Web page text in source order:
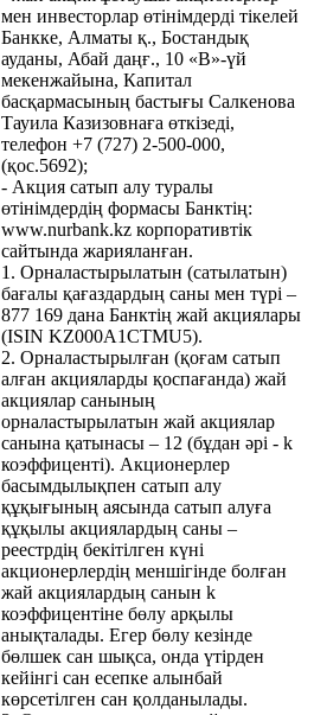
мен инвесторлар өтінімдерді тікелей
Банкке, Алматы қ., Бостандық
ауданы, Абай даңғ., 10 «В»-үй
мекенжайына, Капитал
басқармасының бастығы Салкенова
Тауила Казизовнаға өткізеді,
телефон +7 (727) 2-500-000,
(қос.5692);
- Акция сатып алу туралы
өтінімдердің формасы Банктің:
www.nurbank.kz корпоративтік
сайтында жарияланған.
1. Орналастырылатын (сатылатын)
бағалы қағаздардың саны мен түрі –
877 169 дана Банктің жай акциялары
(ISIN KZ000A1CTMU5).
2. Орналастырылған (қоғам сатып
алған акцияларды қоспағанда) жай
акциялар санының
орналастырылатын жай акциялар
санына қатынасы – 12 (бұдан әрі - k
коэффиценті). Акционерлер
басымдылықпен сатып алу
құқығының аясында сатып алуға
құқылы акциялардың саны –
реестрдің бекітілген күні
акционерлердің меншігінде болған
жай акциялардың санын k
коэффицентіне бөлу арқылы
анықталады. Егер бөлу кезінде
бөлшек сан шықса, онда үтірден
кейінгі сан есепке алынбай
көрсетілген сан қолданылады.